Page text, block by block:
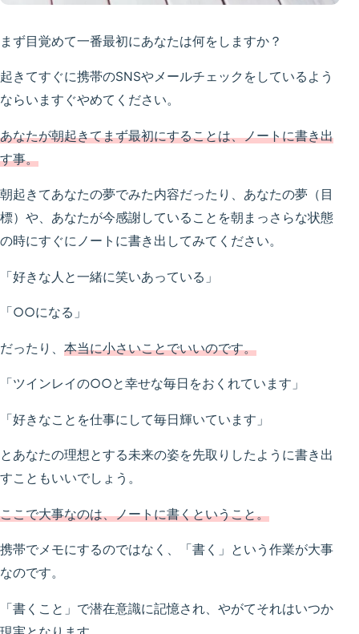
まず目覚めて一番最初にあなたは何をしますか？
起きてすぐに携帯のSNSやメールチェックをしているよう
ならいますぐやめてください。
あなたが朝起きてまず最初にすることは、ノートに書き出
す事。
朝起きてあなたの夢でみた内容だったり、あなたの夢（目
標）や、あなたが今感謝していることを朝まっさらな状態
の時にすぐにノートに書き出してみてください。
「好きな人と一緒に笑いあっている」
「○○になる」
だったり、 本当に小さいことでいいのです。
「ツインレイの○○と幸せな毎日をおくれています」
「好きなことを仕事にして毎日輝いています」
とあなたの理想とする未来の姿を先取りしたように書き出
すこともいいでしょう。
ここで大事なのは、ノートに書くということ。
携帯でメモにするのではなく、「書く」という作業が大事
なのです。
「書くこと」で潜在意識に記憶され、やがてそれはいつか